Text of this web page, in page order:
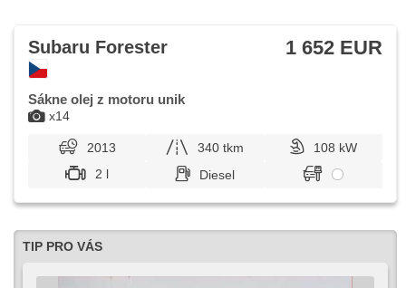
x14
Subaru Forester 1 652 EUR
Sákne olej z motoru unik
2013 340 tkm
108 kW
2 l
Diesel
TIP PRO VÁS